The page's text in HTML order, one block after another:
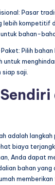
Pasar
lebih kompetitif
bahan-
Pilih
untuk
saji.
adalah
biaya
Anda dapat
bahan yang